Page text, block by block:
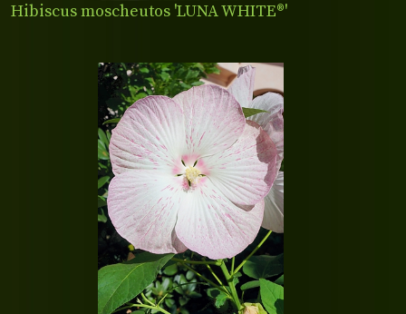
Hibiscus moscheutos 'LUNA WHITE®'